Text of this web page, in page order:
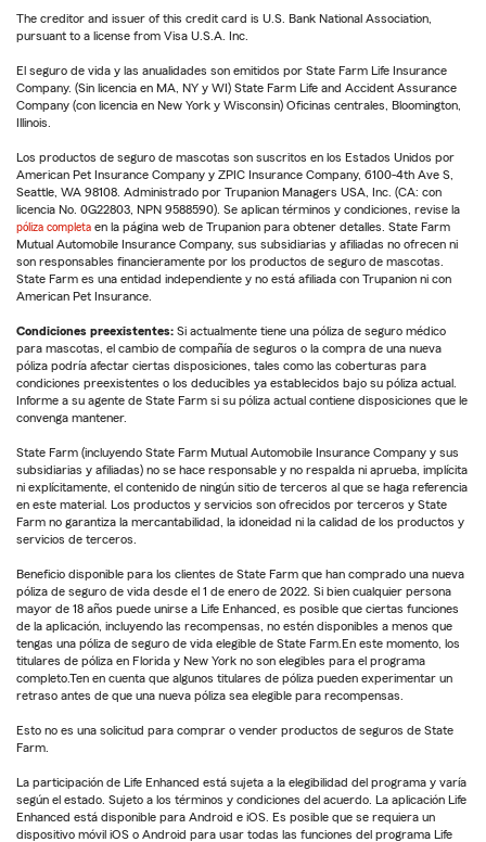
The creditor and issuer of this credit card is U.S. Bank National Association,
pursuant to a license from Visa U.S.A. Inc.
El seguro de vida y las anualidades son emitidos por State Farm Life Insurance
Company. (Sin licencia en MA, NY y WI) State Farm Life and Accident Assurance
Company (con licencia en New York y Wisconsin) Oficinas centrales, Bloomington,
Illinois.
Los productos de seguro de mascotas son suscritos en los Estados Unidos por
American Pet Insurance Company y ZPIC Insurance Company, 6100-4th Ave S,
Seattle, WA 98108. Administrado por Trupanion Managers USA, Inc. (CA: con
licencia No. 0G22803, NPN 9588590). Se aplican términos y condiciones, revise la
póliza completa en la página web de Trupanion para obtener detalles. State Farm
Mutual Automobile Insurance Company, sus subsidiarias y afiliadas no ofrecen ni
son responsables financieramente por los productos de seguro de mascotas.
State Farm es una entidad independiente y no está afiliada con Trupanion ni con
American Pet Insurance.
Condiciones preexistentes: Si actualmente tiene una póliza de seguro médico
para mascotas, el cambio de compañía de seguros o la compra de una nueva
póliza podría afectar ciertas disposiciones, tales como las coberturas para
condiciones preexistentes o los deducibles ya establecidos bajo su póliza actual.
Informe a su agente de State Farm si su póliza actual contiene disposiciones que le
convenga mantener.
State Farm (incluyendo State Farm Mutual Automobile Insurance Company y sus
subsidiarias y afiliadas) no se hace responsable y no respalda ni aprueba, implícita
ni explícitamente, el contenido de ningún sitio de terceros al que se haga referencia
en este material. Los productos y servicios son ofrecidos por terceros y State
Farm no garantiza la mercantabilidad, la idoneidad ni la calidad de los productos y
servicios de terceros.
Beneficio disponible para los clientes de State Farm que han comprado una nueva
póliza de seguro de vida desde el 1 de enero de 2022. Si bien cualquier persona
mayor de 18 años puede unirse a Life Enhanced, es posible que ciertas funciones
de la aplicación, incluyendo las recompensas, no estén disponibles a menos que
tengas una póliza de seguro de vida elegible de State Farm.En este momento, los
titulares de póliza en Florida y New York no son elegibles para el programa
completo.Ten en cuenta que algunos titulares de póliza pueden experimentar un
retraso antes de que una nueva póliza sea elegible para recompensas.
Esto no es una solicitud para comprar o vender productos de seguros de State
Farm.
La participación de Life Enhanced está sujeta a la elegibilidad del programa y varía
según el estado. Sujeto a los términos y condiciones del acuerdo. La aplicación Life
Enhanced está disponible para Android e iOS. Es posible que se requiera un
dispositivo móvil iOS o Android para usar todas las funciones del programa Life